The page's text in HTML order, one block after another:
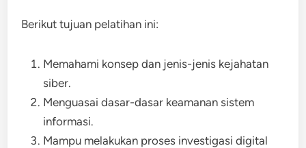
Berikut tujuan pelatihan ini:
Memahami konsep dan jenis-jenis kejahatan
siber.
Menguasai dasar-dasar keamanan sistem
informasi.
Mampu melakukan proses investigasi digital